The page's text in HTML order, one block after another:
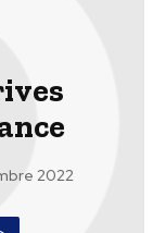
2022